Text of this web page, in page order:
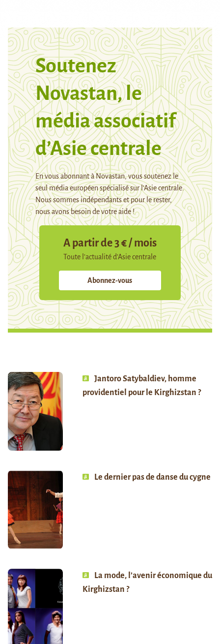
Soutenez
Novastan, le
média associatif
d’Asie centrale
En vous abonnant à Novastan, vous soutenez le
seul média européen spécialisé sur l’Asie centrale.
Nous sommes indépendants et pour le rester,
nous avons besoin de votre aide !
A partir de 3 € / mois
Toute l’actualité d’Asie centrale
Abonnez-vous
Jantoro Satybaldiev, homme
providentiel pour le Kirghizstan ?
Le dernier pas de danse du cygne
La mode, l’avenir économique du
Kirghizstan ?